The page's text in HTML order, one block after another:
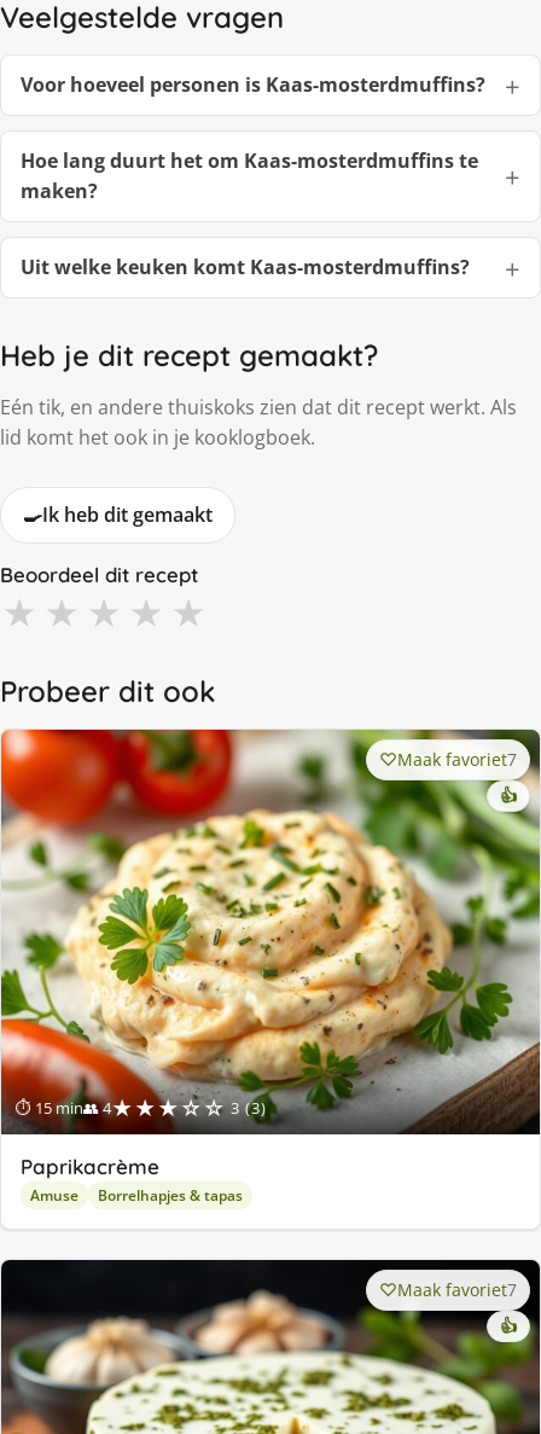
Veelgestelde vragen
Voor hoeveel personen is Kaas-mosterdmuffins?
Hoe lang duurt het om Kaas-mosterdmuffins te
maken?
Uit welke keuken komt Kaas-mosterdmuffins?
Heb je dit recept gemaakt?
Eén tik, en andere thuiskoks zien dat dit recept werkt. Als
lid komt het ook in je kooklogboek.
🍳Ik heb dit gemaakt
Beoordeel dit recept
★ ★ ★ ★ ★
Probeer dit ook
⏱ 15 min👥 4★★★☆☆ 3 (3)
Maak favoriet7
👍
Paprikacrème
Amuse Borrelhapjes & tapas
Maak favoriet7
👍